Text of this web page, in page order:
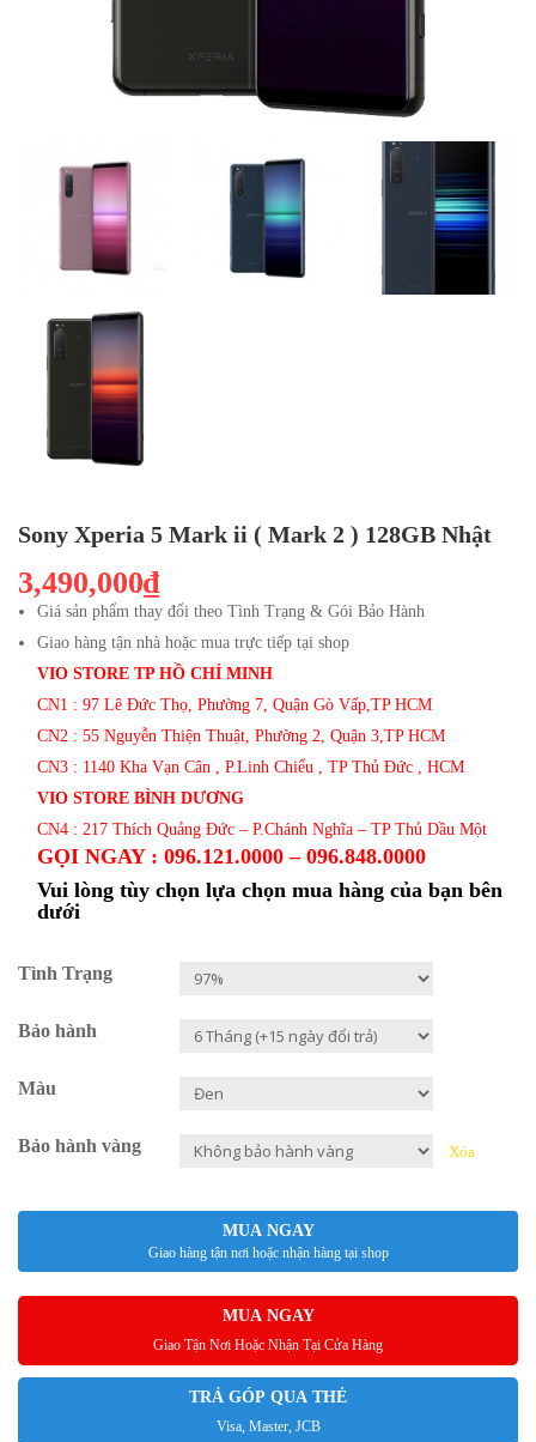
Sony Xperia 5 Mark ii ( Mark 2 ) 128GB Nhật
3,490,000₫
Giá sản phẩm thay đổi theo Tình Trạng & Gói Bảo Hành
Giao hàng tận nhà hoặc mua trực tiếp tại shop
VIO STORE TP HỒ CHÍ MINH
CN1 : 97 Lê Đức Thọ, Phường 7, Quận Gò Vấp,TP HCM
CN2 : 55 Nguyễn Thiện Thuật, Phường 2, Quận 3,TP HCM
CN3 : 1140 Kha Vạn Cân , P.Linh Chiểu , TP Thủ Đức , HCM
VIO STORE BÌNH DƯƠNG
CN4 : 217 Thích Quảng Đức – P.Chánh Nghĩa – TP Thủ Dầu Một
GỌI NGAY : 096.121.0000 – 096.848.0000
Vui lòng tùy chọn lựa chọn mua hàng của bạn bên
dưới
Tình Trạng
Bảo hành
Màu
Bảo hành vàng Xóa
MUA NGAY
Giao hàng tận nơi hoặc nhận hàng tại shop
MUA NGAY
Giao Tận Nơi Hoặc Nhận Tại Cửa Hàng
TRẢ GÓP QUA THẺ
Visa, Master, JCB